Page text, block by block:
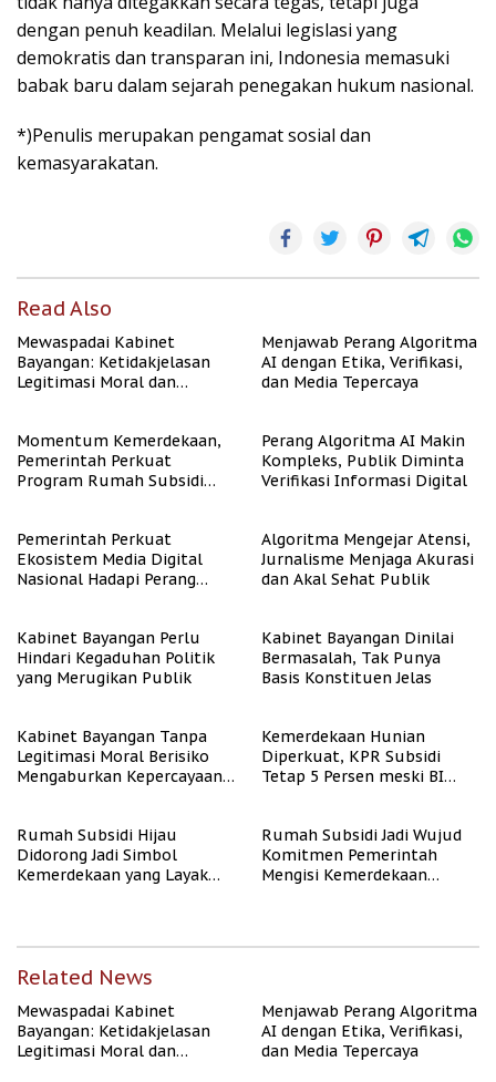
dengan penuh keadilan. Melalui legislasi yang
demokratis dan transparan ini, Indonesia memasuki
babak baru dalam sejarah penegakan hukum nasional.
*)Penulis merupakan pengamat sosial dan
kemasyarakatan.
Read Also
Mewaspadai Kabinet
Bayangan: Ketidakjelasan
Legitimasi Moral dan
Menjawab Perang Algoritma
AI dengan Etika, Verifikasi,
dan Media Tepercaya
Momentum Kemerdekaan,
Pemerintah Perkuat
Program Rumah Subsidi
Perang Algoritma AI Makin
Kompleks, Publik Diminta
Verifikasi Informasi Digital
Pemerintah Perkuat
Ekosistem Media Digital
Nasional Hadapi Perang
Algoritma Mengejar Atensi,
Jurnalisme Menjaga Akurasi
dan Akal Sehat Publik
Kabinet Bayangan Perlu
Hindari Kegaduhan Politik
yang Merugikan Publik
Kabinet Bayangan Dinilai
Bermasalah, Tak Punya
Basis Konstituen Jelas
Kabinet Bayangan Tanpa
Legitimasi Moral Berisiko
Mengaburkan Kepercayaan
Kemerdekaan Hunian
Diperkuat, KPR Subsidi
Tetap 5 Persen meski BI
Rumah Subsidi Hijau
Didorong Jadi Simbol
Kemerdekaan yang Layak
Rumah Subsidi Jadi Wujud
Komitmen Pemerintah
Mengisi Kemerdekaan
Related News
Mewaspadai Kabinet
Bayangan: Ketidakjelasan
Legitimasi Moral dan
Menjawab Perang Algoritma
AI dengan Etika, Verifikasi,
dan Media Tepercaya